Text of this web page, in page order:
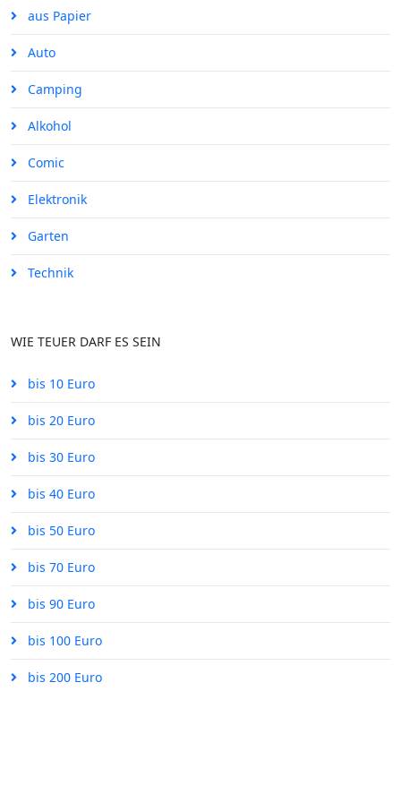
aus Papier
Auto
Camping
Alkohol
Comic
Elektronik
Garten
Technik
WIE TEUER DARF ES SEIN
bis 10 Euro
bis 20 Euro
bis 30 Euro
bis 40 Euro
bis 50 Euro
bis 70 Euro
bis 90 Euro
bis 100 Euro
bis 200 Euro